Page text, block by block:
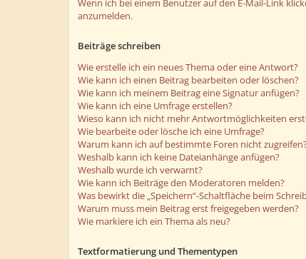
Wenn ich bei einem Benutzer auf den E-Mail-Link
anzumelden.
Beiträge schreiben
Wie erstelle ich ein neues Thema oder eine Antwort?
Wie kann ich einen Beitrag bearbeiten oder löschen?
Wie kann ich meinem Beitrag eine Signatur anfügen?
Wie kann ich eine Umfrage erstellen?
Wieso kann ich nicht mehr Antwortmöglichkeiten
Wie bearbeite oder lösche ich eine Umfrage?
Warum kann ich auf bestimmte Foren nicht
Weshalb kann ich keine Dateianhänge anfügen?
Weshalb wurde ich verwarnt?
Wie kann ich Beiträge den Moderatoren melden?
Was bewirkt die „Speichern“-Schaltfläche beim
Warum muss mein Beitrag erst freigegeben werden?
Wie markiere ich ein Thema als neu?
Textformatierung und Thementypen